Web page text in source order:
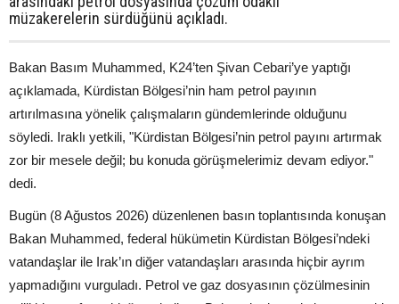
müzakerelerin sürdüğünü açıkladı.
Bakan Basım Muhammed, K24’ten Şivan Cebari’ye yaptığı
açıklamada, Kürdistan Bölgesi’nin ham petrol payının
artırılmasına yönelik çalışmaların gündemlerinde olduğunu
söyledi. Iraklı yetkili, "Kürdistan Bölgesi’nin petrol payını artırmak
zor bir mesele değil; bu konuda görüşmelerimiz devam ediyor."
dedi.
Bugün (8 Ağustos 2026) düzenlenen basın toplantısında konuşan
Bakan Muhammed, federal hükümetin Kürdistan Bölgesi’ndeki
vatandaşlar ile Irak’ın diğer vatandaşları arasında hiçbir ayrım
yapmadığını vurguladı. Petrol ve gaz dosyasının çözülmesinin